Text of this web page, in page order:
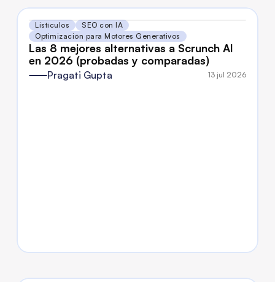
Listículos
SEO con IA
Optimización para Motores Generativos
Las 8 mejores alternativas a Scrunch AI
en 2026 (probadas y comparadas)
Pragati Gupta 13 jul 2026